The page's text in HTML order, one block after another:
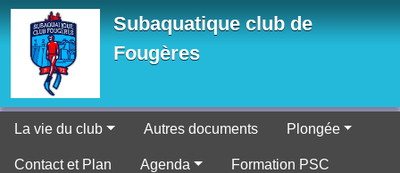
Subaquatique club de
Fougères
La vie du club Autres documents Plongée
Contact et Plan Agenda Formation PSC
Panneau de gestion des cookies